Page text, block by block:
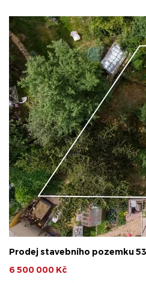
Prodej stavebního pozemku
6 500 000 Kč